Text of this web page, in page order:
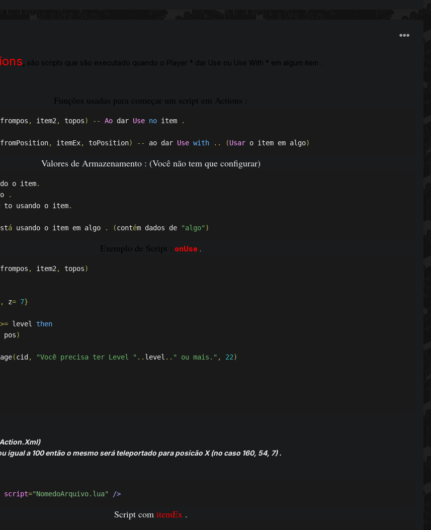
, são scripts que são executado quando o Player * dar Use ou Use With * em algum item .
Funções usadas para começar um script em Actions :
frompos , item2 , topos) -- Ao dar Use no item .
fromPosition, itemEx, toPosition) -- ao dar Use with .. (Usar o item em algo)
Valores de Armazenamento : (Você não tem que configurar)
o item.
.
to usando o item.
á usando o item em algo . (contém dados de "algo" )
Exemplo de Script : onUse .
frompos , item2 , topos)
, z= 7}
>= level then
pos)
(cid , "Você precisa ter Level " .. level .. " ou mais." , 22)
igual a 100 então o mesmo será teleportado para posicão X (no caso 160, 54, 7) .
script="NomedoArquivo.lua" />
Script com itemEx.